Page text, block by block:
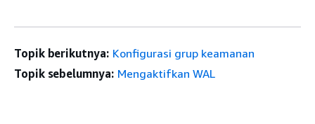
Topik berikutnya: Konfigurasi grup keamanan
Topik sebelumnya: Mengaktifkan WAL